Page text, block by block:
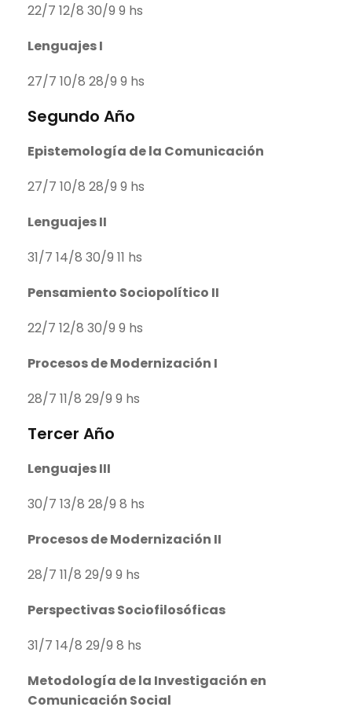
22/7 12/8 30/9 9 hs
Lenguajes I
27/7 10/8 28/9 9 hs
Segundo Año
Epistemología de la Comunicación
27/7 10/8 28/9 9 hs
Lenguajes II
31/7 14/8 30/9 11 hs
Pensamiento Sociopolítico II
22/7 12/8 30/9 9 hs
Procesos de Modernización I
28/7 11/8 29/9 9 hs
Tercer Año
Lenguajes III
30/7 13/8 28/9 8 hs
Procesos de Modernización II
28/7 11/8 29/9 9 hs
Perspectivas Sociofilosóficas
31/7 14/8 29/9 8 hs
Metodología de la Investigación en
Comunicación Social